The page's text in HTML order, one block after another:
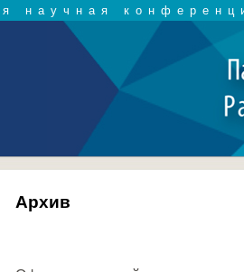
научная
Архив